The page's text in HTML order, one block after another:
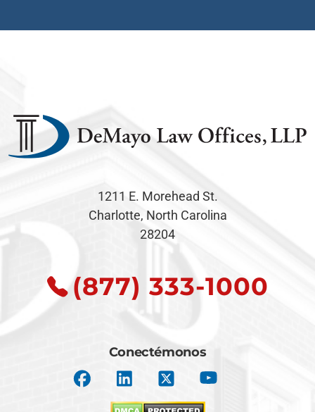
1211 E. Morehead St.
Charlotte, North Carolina
28204
(877) 333-1000
Conectémonos